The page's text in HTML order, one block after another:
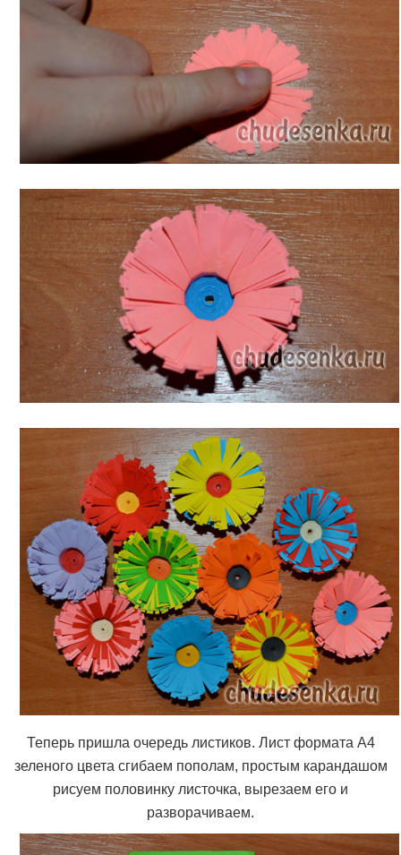
Теперь пришла очередь листиков. Лист формата А4
зеленого цвета сгибаем пополам, простым карандашом
рисуем половинку листочка, вырезаем его и
разворачиваем.